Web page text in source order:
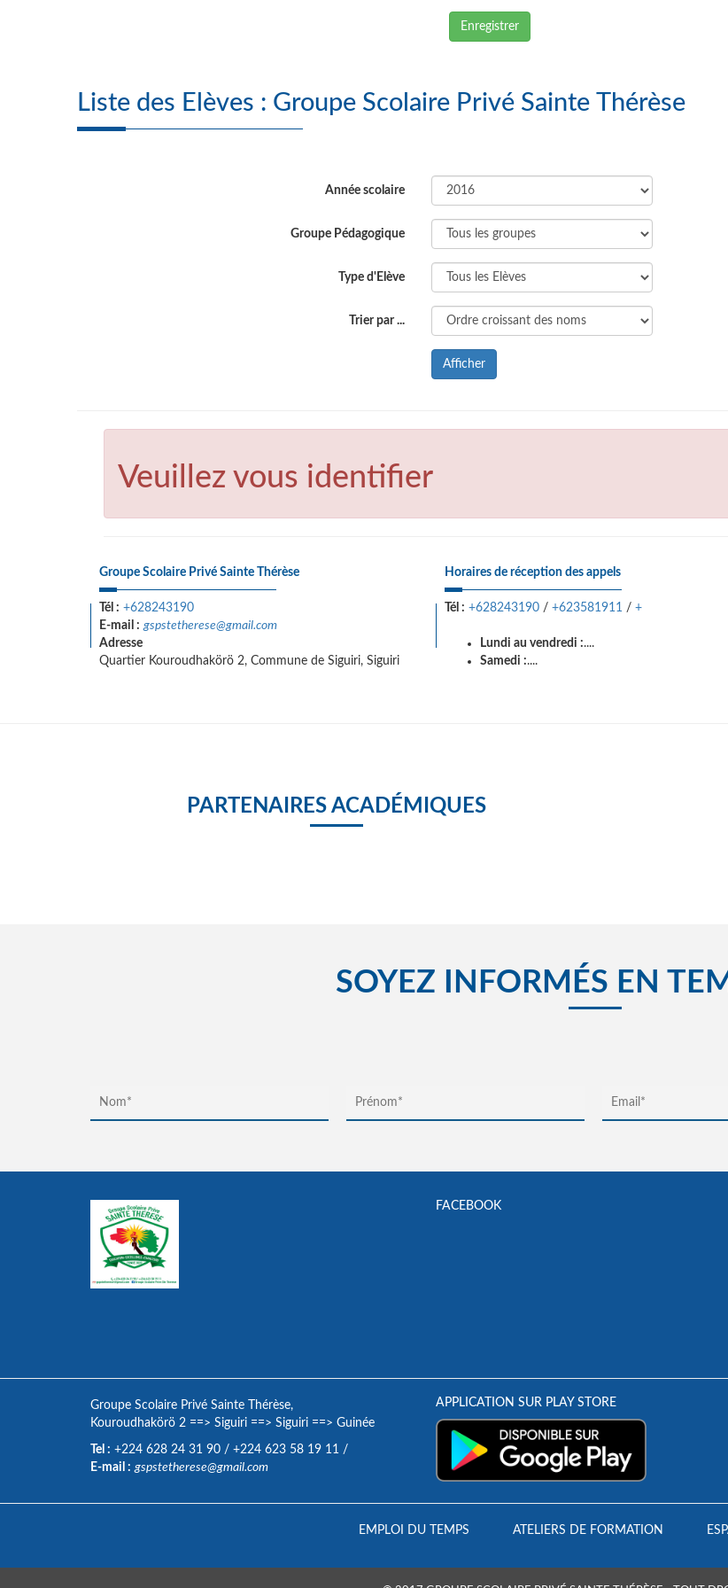
Enregistrer
Liste des Elèves : Groupe Scolaire Privé Sainte Thérèse
Année scolaire
Groupe Pédagogique
Type d'Elève
Trier par ...
Afficher
Veuillez vous identifier
Groupe Scolaire Privé Sainte Thérèse
Tél : +628243190
E-mail : gspstetherese@gmail.com
Adresse
Quartier Kouroudhakörö 2, Commune de Siguiri, Siguiri
Horaires de réception des appels
Tél : +628243190 / +623581911 / +
Lundi au vendredi :....
Samedi :....
PARTENAIRES ACADÉMIQUES
SOYEZ INFORMÉS EN
FACEBOOK
Groupe Scolaire Privé Sainte Thérèse,
Kouroudhakörö 2 ==> Siguiri ==> Siguiri ==> Guinée
Tel : +224 628 24 31 90 / +224 623 58 19 11 /
E-mail : gspstetherese@gmail.com
APPLICATION SUR PLAY STORE
EMPLOI DU TEMPS ATELIERS DE FORMATION